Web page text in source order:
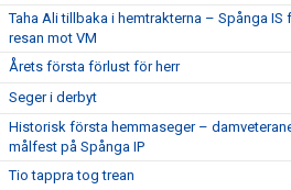
Taha Ali tillbaka i hemtrakterna – Spånga IS
resan mot VM
Årets första förlust för herr
Seger i derbyt
Historisk första hemmaseger –
målfest på Spånga IP
Tio tappra tog trean